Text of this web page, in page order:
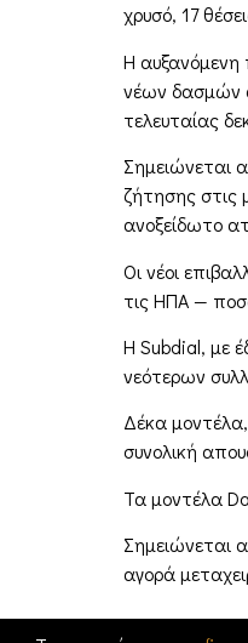
χρυσό, 17
Η αυξανόμενη
νέων δασμών
τελευταίας
Σημειώνεται
ζήτησης στις
ανοξείδωτο
Οι νέοι
τις ΗΠΑ —
Η Subdial, με
νεότερων
Δέκα
συνολική
Τα μοντέλα
Σημειώνεται
αγορά